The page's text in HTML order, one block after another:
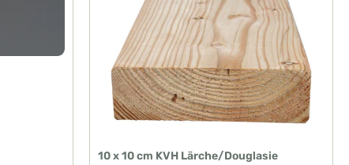
10 x 10 cm KVH Lärche/Douglasie